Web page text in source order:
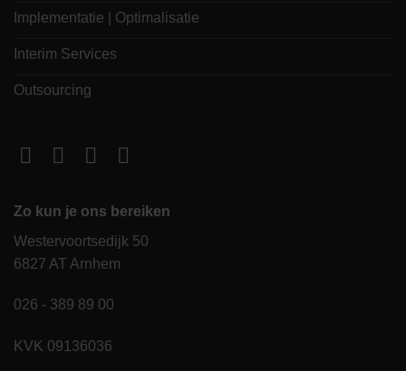
Implementatie | Optimalisatie
Interim Services
Outsourcing
Zo kun je ons bereiken
Westervoortsedijk 50
6827 AT Arnhem
026 - 389 89 00
KVK 09136036